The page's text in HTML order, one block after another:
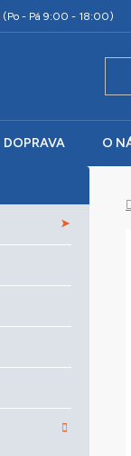
(Po - Pá 9:00 - 18:00)
DOPRAVA O